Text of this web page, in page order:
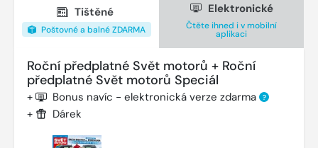
Tištěné
Poštovné a balné ZDARMA
Elektronické
Čtěte ihned i v mobilní
aplikaci
Roční předplatné Svět motorů + Roční
předplatné Svět motorů Speciál
+ Bonus navíc - elektronická verze zdarma ?
+ Dárek